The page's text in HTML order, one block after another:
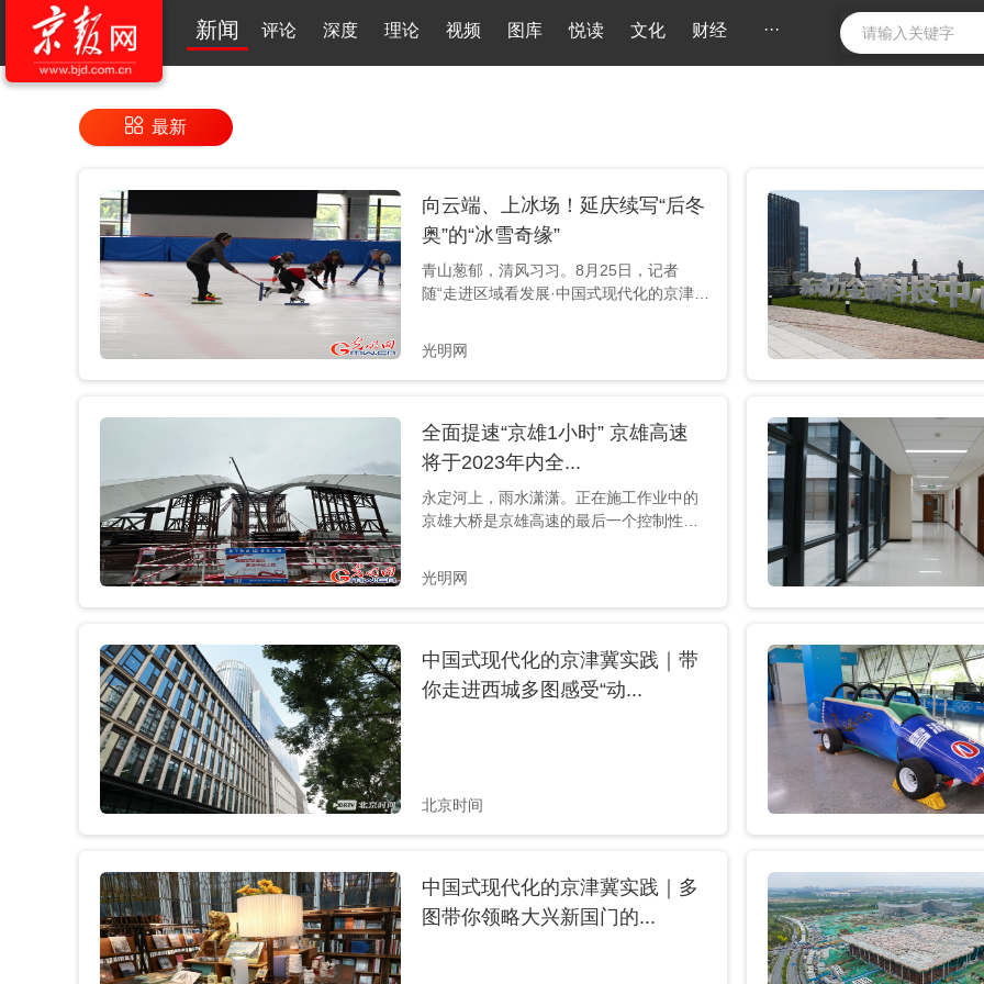
新闻 评论 深度 理论 视频 图库 悦读 文化 财经 ···
最新
向云端、上冰场！延庆续写“后冬
奥”的“冰雪奇缘”
青山葱郁，清风习习。8月25日，记者
随“走进区域看发展·中国式现代化的京津冀
林匹克园区和梦起源滑冰馆，实地感受“后
冬奥”时期，延庆在推动“京张体育文化旅游
带”建设、普及冰雪运动等方面的努力。 乘
的山巅，俯瞰官厅水库，打卡全北京最高
的“天空之镜”，国家高山滑雪中心的山顶出
发区游人如织。据国家高山滑雪有限公司
副总经理...
光明网
全面提速“京雄1小时” 京雄高速
将于2023年内全...
永定河上，雨水潇潇。正在施工作业中的
京雄大桥是京雄高速的最后一个控制性工
目前京雄大桥的施工已接近尾声，正进入
全力冲刺阶段。预计九月底完成桥梁结构
支架的拆除和体系转换，目标在今年年内
发，60分钟即可到达雄安新区，比原先节
省了30分钟。 图为雨幕下，正在建设中的
京雄大桥 光明网记者 罗新雨摄 彩虹卧波、
光明网
中国式现代化的京津冀实践｜带
你走进西城多图感受“动...
北京时间
中国式现代化的京津冀实践｜多
图带你领略大兴新国门的...